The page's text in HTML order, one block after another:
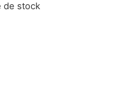
de stock